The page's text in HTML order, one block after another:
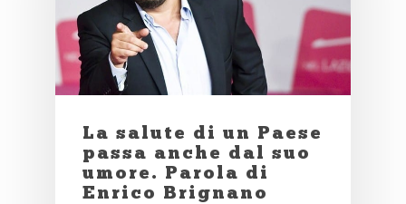
La salute di un Paese
passa anche dal suo
umore. Parola di
Enrico Brignano